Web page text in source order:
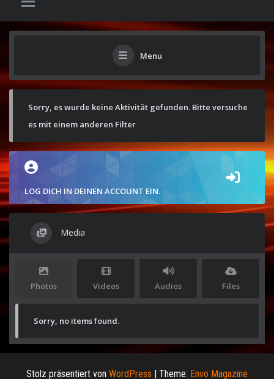
Menu
Sorry, es wurde keine Aktivität gefunden. Bitte versuche
es mit einem anderen Filter
LOG DICH IN DEINEN ACCOUNT EIN.
Media
Photos Videos Audios Files
Sorry, no items found.
Stolz präsentiert von WordPress | Theme: Envo Magazine